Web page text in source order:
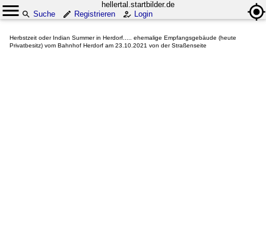
hellertal.startbilder.de
Suche
Registrieren Login
Herbstzeit oder Indian Summer in Herdorf..... ehemalige Empfangsgebäude (heute
Privatbesitz) vom Bahnhof Herdorf am 23.10.2021 von der Straßenseite